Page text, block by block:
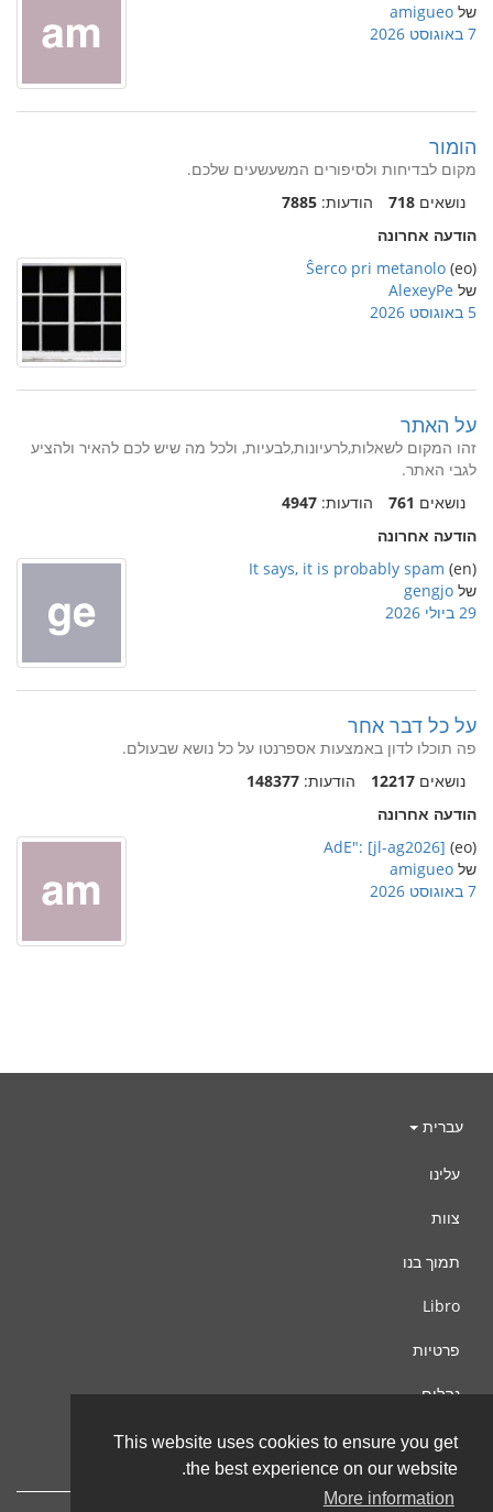
This website uses cookies to ensure you get
the best experience on our website.
More information
של amigueo
7 באוגוסט 2026
הומור
מקום לבדיחות ולסיפורים המשעשעים שלכם.
נושאים 718 הודעות: 7885
הודעה אחרונה
(eo)
Ŝerco pri metanolo
של AlexeyPe
5 באוגוסט 2026
על האתר
זהו המקום לשאלות,לרעיונות,לבעיות, ולכל מה שיש לכם להאיר ולהציע
לגבי האתר.
נושאים 761 הודעות: 4947
הודעה אחרונה
(en)
It says, it is probably spam
של gengjo
29 ביולי 2026
על כל דבר אחר
פה תוכלו לדון באמצעות אספרנטו על כל נושא שבעולם.
נושאים 12217 הודעות: 148377
הודעה אחרונה
(eo)
AdE": [jl-ag2026]
של amigueo
7 באוגוסט 2026
עברית
עלינו
צוות
תמוך בנו
Libro
פרטיות
נהלים
צור קשר